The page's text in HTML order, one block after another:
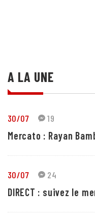
A LA UNE
30/07 19
Mercato : Rayan
30/07 24
DIRECT : suivez le